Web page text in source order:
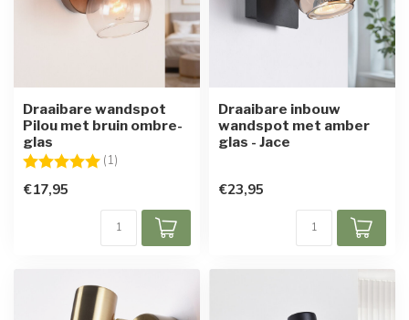
Draaibare wandspot
Pilou met bruin ombre-
glas
Beoordeling: (1)
€17,95
Draaibare inbouw
wandspot met amber
glas - Jace
€23,95